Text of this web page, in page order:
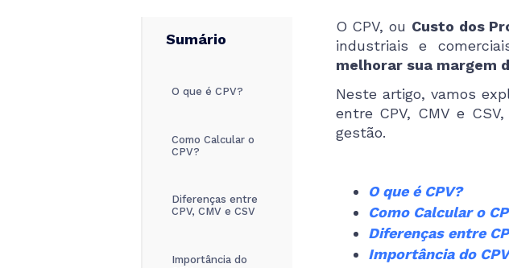
Sumário
O que é CPV?
Como Calcular o
CPV?
Diferenças entre
CPV, CMV e CSV
Importância do
O CPV, ou Custo dos
industriais e
melhorar sua margem
Neste artigo, vamos
entre CPV, CMV e
gestão.
O que é CPV?
Como Calcular o
Diferenças entre
Importância do